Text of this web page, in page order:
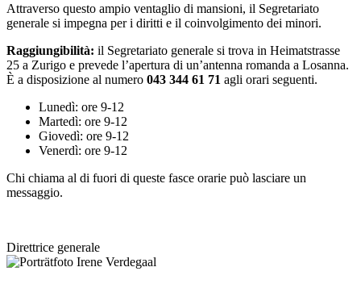
Attraverso questo ampio ventaglio di mansioni, il Segretariato
generale si impegna per i diritti e il coinvolgimento dei minori.
Raggiungibilità: il Segretariato generale si trova in Heimatstrasse
25 a Zurigo e prevede l’apertura di un’antenna romanda a Losanna.
È a disposizione al numero 043 344 61 71 agli orari seguenti.
Lunedì: ore 9-12
Martedì: ore 9-12
Giovedì: ore 9-12
Venerdì: ore 9-12
Chi chiama al di fuori di queste fasce orarie può lasciare un
messaggio.
Direttrice generale